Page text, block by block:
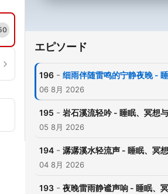
エピソード
196 - 细雨伴随雷鸣的宁静夜晚 -
06 8月 2026
195 - 岩石溪流轻吟 - 睡眠、冥想
05 8月 2026
194 - 潺潺溪水轻流声 - 睡眠、冥
04 8月 2026
193 - 夜晚雷雨静谧声响 - 睡眠、